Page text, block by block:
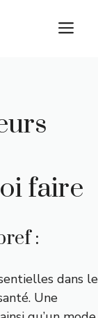
faire
:
dans le
Une